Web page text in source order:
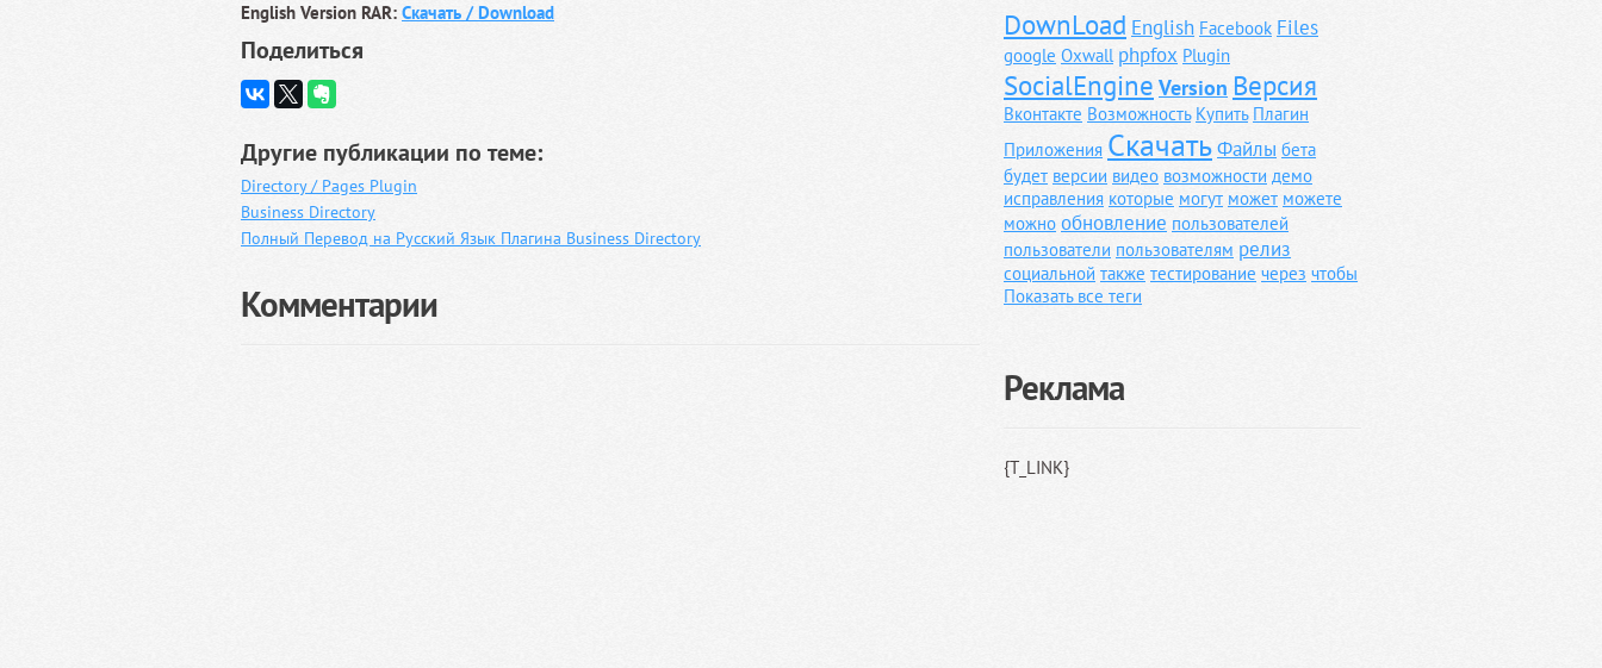
English Version RAR: Скачать / Download
Поделиться
Другие публикации по теме:
Directory / Pages Plugin
Business Directory
Полный Перевод на Русский Язык Плагина Business Directory
Комментарии
DownLoad English Facebook Files
google Oxwall phpfox Plugin
SocialEngine Version Версия
Вконтакте Возможность Купить Плагин
Приложения СкачатьФайлы бета
будет версии видео возможности демо
исправления которые могут может можете
можно обновление пользователей
пользователи пользователям релиз
социальной также тестирование через чтобы
Показать все теги
Реклама
{T_LINK}